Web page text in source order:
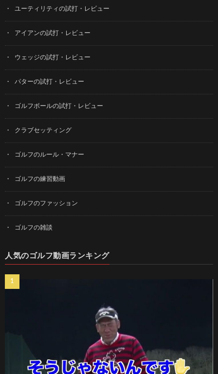
ユーティリティの試打・レビュー
アイアンの試打・レビュー
ウェッジの試打・レビュー
パターの試打・レビュー
ゴルフボールの試打・レビュー
クラブセッティング
ゴルフのルール・マナー
ゴルフの練習動画
ゴルフのファッション
ゴルフの雑談
人気のゴルフ動画ランキング